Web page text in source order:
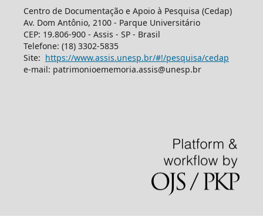
Centro de Documentação e Apoio à Pesquisa (Cedap)
Av. Dom Antônio, 2100 - Parque Universitário
CEP: 19.806-900 - Assis - SP - Brasil
Telefone: (18) 3302-5835
Site: https://www.assis.unesp.br/#!/pesquisa/cedap
e-mail: patrimonioememoria.assis@unesp.br